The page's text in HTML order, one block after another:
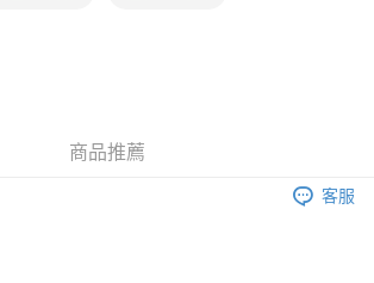
商品推薦
客服